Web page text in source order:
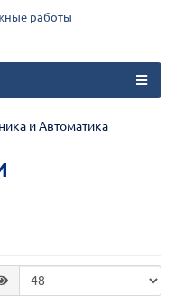
работы
и Автоматика